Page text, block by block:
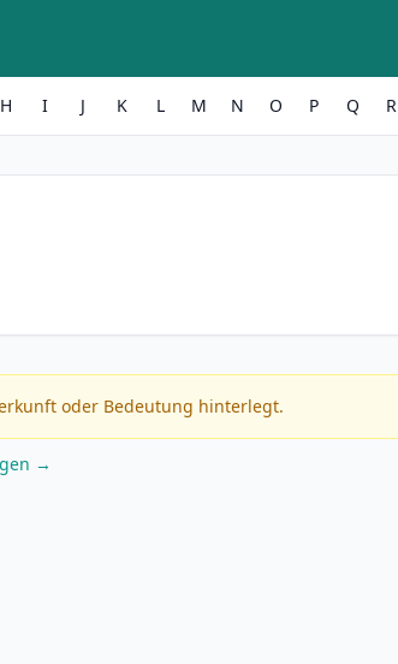
H I J K L M N O P Q R
oder Bedeutung hinterlegt.
→